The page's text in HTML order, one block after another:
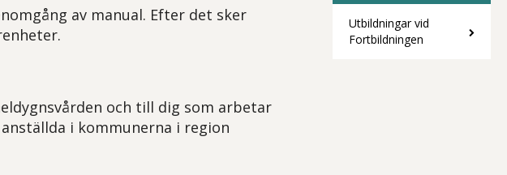
av manual. Efter det sker
och till dig som arbetar
i kommunerna i region
Utbildningar vid
Fortbildningen